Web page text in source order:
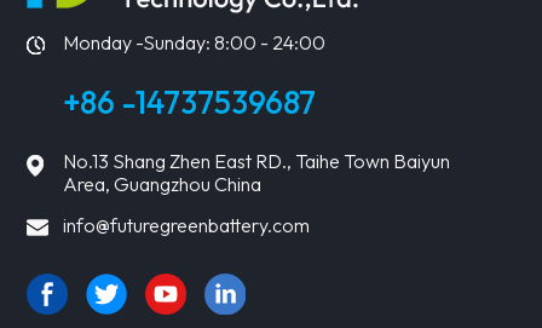
Monday -Sunday: 8:00 - 24:00
+86 -14737539687
No.13 Shang Zhen East RD., Taihe Town Baiyun
Area, Guangzhou China
info@futuregreenbattery.com